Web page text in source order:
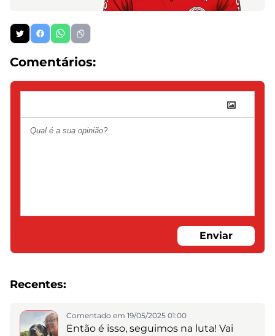
Comentários:
Enviar
Recentes:
Comentado em 19/05/2025 01:00
Então é isso, seguimos na luta! Vai